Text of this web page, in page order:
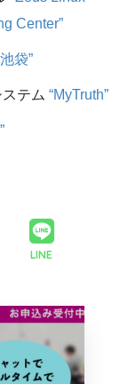
Center”
袋”
ステム“MyTruth”
LINE